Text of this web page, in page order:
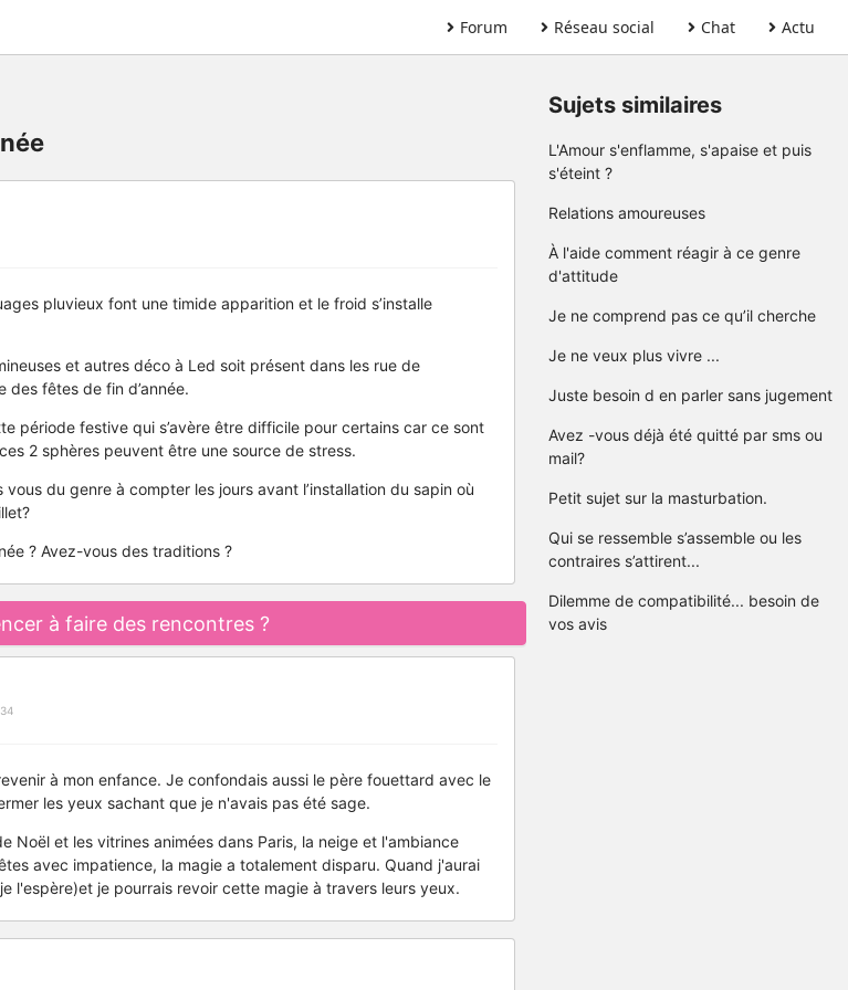
Forum Réseau social Chat Actu
pluvieux font une timide apparition et le froid s’installe
et autres déco à Led soit présent dans les rue de
des fêtes de fin d’année.
période festive qui s’avère être difficile pour certains car ce sont
2 sphères peuvent être une source de stress.
du genre à compter les jours avant l’installation du sapin où
? Avez-vous des traditions ?
à faire des rencontres ?
à mon enfance. Je confondais aussi le père fouettard avec le
les yeux sachant que je n'avais pas été sage.
Noël et les vitrines animées dans Paris, la neige et l'ambiance
avec impatience, la magie a totalement disparu. Quand j'aurai
l'espère)et je pourrais revoir cette magie à travers leurs yeux.
Sujets similaires
L'Amour s'enflamme, s'apaise et puis
s'éteint ?
Relations amoureuses
À l'aide comment réagir à ce genre
d'attitude
Je ne comprend pas ce qu’il cherche
Je ne veux plus vivre ...
Juste besoin d en parler sans jugement
Avez -vous déjà été quitté par sms ou
mail?
Petit sujet sur la masturbation.
Qui se ressemble s’assemble ou les
contraires s’attirent...
Dilemme de compatibilité... besoin de
vos avis